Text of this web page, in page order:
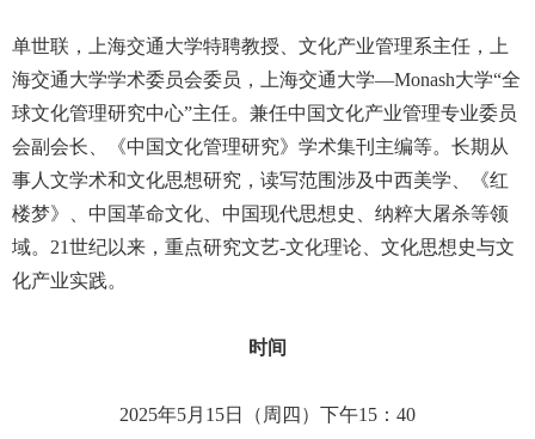
单世联，上海交通大学特聘教授、文化产业管理系主任，上
海交通大学学术委员会委员，上海交通大学—Monash大学“全
球文化管理研究中心”主任。兼任中国文化产业管理专业委员
会副会长、《中国文化管理研究》学术集刊主编等。长期从
事人文学术和文化思想研究，读写范围涉及中西美学、《红
楼梦》、中国革命文化、中国现代思想史、纳粹大屠杀等领
域。 21世纪以来，重点研究文艺-文化理论、文化思想史与文
化产业实践。
时间
2025年5月 15日（周四）下午15 ： 40